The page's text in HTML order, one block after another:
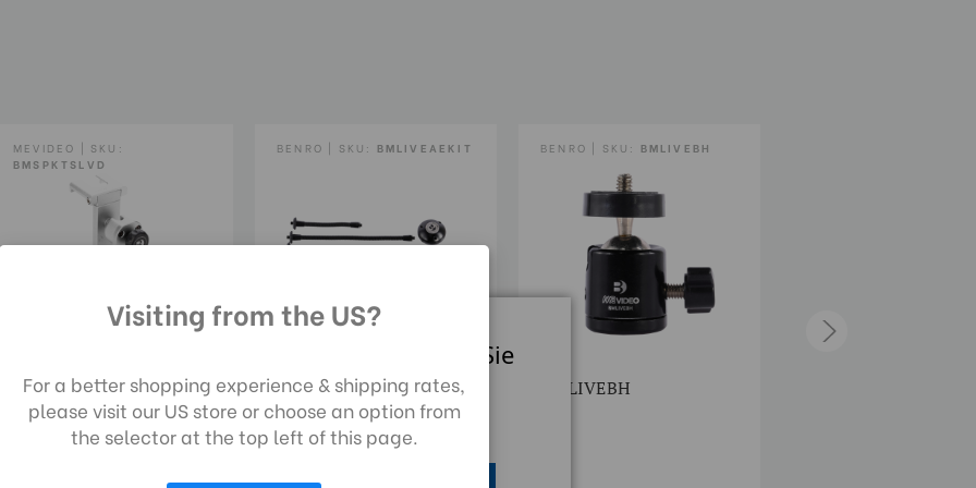
MEVIDEO | SKU:
BMSPKTSLVD
MeVIDEO Sidekick
Pocket In Silver
BENRO | SKU: BMLIVEAEKIT
BMLIVEAEKIT
Was:43,00€
BENRO | SKU: BMLIVEBH
BMLIVEBH
die Nutzung unserer Website stimmen Sie
gemäß unserer
zu.
ANPASSEN ALLE COOKIES AKZEPTIEREN
Visiting from the US?
For a better shopping experience & shipping rates,
please visit our US store or choose an option from
the selector at the top left of this page.